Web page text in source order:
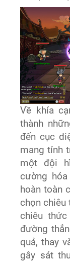
Về khía
thành
đến cục
mang tính
một đội
cường
hoàn toàn
chọn chiêu
chiêu
đường
quả, thay
gây sát